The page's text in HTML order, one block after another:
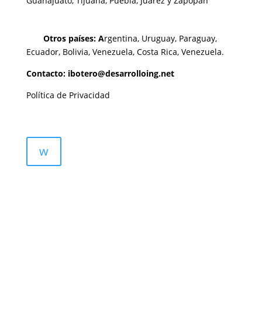
Otros países: Argentina, Uruguay, Paraguay,
Ecuador, Bolivia, Venezuela, Costa Rica, Venezuela.
Contacto: ibotero@desarrolloing.net
Política de Privacidad
w